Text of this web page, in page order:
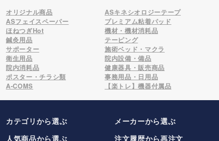
オリジナル商品
ASキネシオロジーテープ
ASフェイスペーパー
プレミアム粘着パッド
ほねつぎHot
機材・機材消耗品
鍼灸用品
テーピング
サポーター
施術ベッド・マクラ
衛生用品
院内設備・備品
院内消耗品
健康器具・販売商品
ポスター・チラシ類
事務用品・日用品
A-COMS
【楽トレ】機器付属品
カテゴリから選ぶ メーカーから選ぶ
人気商品から選ぶ
注文履歴から再注文